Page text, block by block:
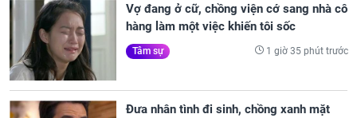
Vợ đang ở cữ, chồng viện cớ sang nhà cô
hàng làm một việc khiến tôi sốc
Tâm sự 1 giờ 35 phút trước
Đưa nhân tình đi sinh, chồng xanh mặt